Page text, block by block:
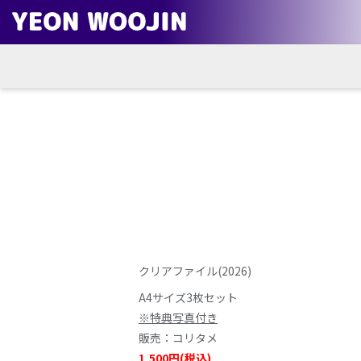
クリアファイル(2026)
A4サイズ3枚セット
※特典写真付き
販売：コリタメ
1,500円(税込)